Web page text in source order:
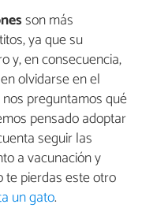
son más
ya que su
y, en consecuencia,
olvidarse en el
preguntamos qué
pensado adoptar
seguir las
a vacunación y
te pierdas este otro
un gato.